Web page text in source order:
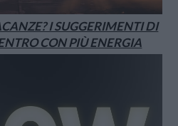
I SUGGERIMENTI DI
CON PIÙ ENERGIA